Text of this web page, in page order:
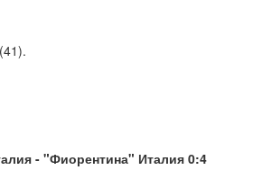
- "Фиорентина" Италия 0:4